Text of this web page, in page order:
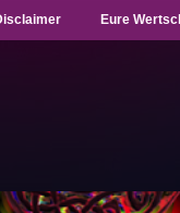
Eure